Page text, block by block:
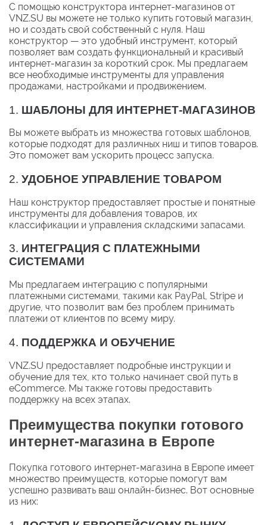
С помощью конструктора интернет-магазинов от
VNZ.SU вы можете не только купить готовый магазин,
но и создать свой собственный с нуля. Наш
конструктор — это удобный инструмент, который
позволяет вам создать функциональный и красивый
интернет-магазин за короткий срок. Мы предлагаем
все необходимые инструменты для управления
продажами, настройками и продвижением.
1. ШАБЛОНЫ ДЛЯ ИНТЕРНЕТ-МАГАЗИНОВ
Вы можете выбрать из множества готовых шаблонов,
которые подходят для различных ниш и типов товаров.
Это поможет вам ускорить процесс запуска.
2. УДОБНОЕ УПРАВЛЕНИЕ ТОВАРОМ
Наш конструктор предоставляет простые и понятные
инструменты для добавления товаров, их
классификации и управления складскими запасами.
3. ИНТЕГРАЦИЯ С ПЛАТЕЖНЫМИ
СИСТЕМАМИ
Мы предлагаем интеграцию с популярными
платежными системами, такими как PayPal, Stripe и
другие, что позволит вам без проблем принимать
платежи от клиентов по всему миру.
4. ПОДДЕРЖКА И ОБУЧЕНИЕ
VNZ.SU предоставляет подробные инструкции и
обучение для тех, кто только начинает свой путь в
eCommerce. Мы также готовы предоставить
поддержку на всех этапах.
Преимущества покупки готового
интернет-магазина в Европе
Покупка готового интернет-магазина в Европе имеет
множество преимуществ, которые помогут вам
успешно развивать ваш онлайн-бизнес. Вот основные
из них: